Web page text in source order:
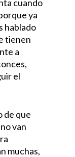
cuando
ya
hablado
tienen
a
el
de que
van
muchas,